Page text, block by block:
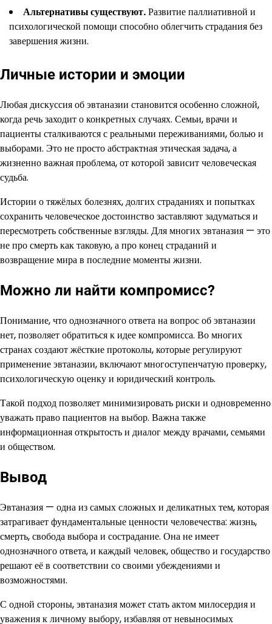
Альтернативы существуют.Развитие паллиативной и
психологической помощи способно облегчить страдания без
завершения жизни.
Личные истории и эмоции
Любая дискуссия об эвтаназии становится особенно сложной,
когда речь заходит о конкретных случаях. Семьи, врачи и
пациенты сталкиваются с реальными переживаниями, болью и
выборами. Это не просто абстрактная этическая задача, а
жизненно важная проблема, от которой зависит человеческая
судьба.
Истории о тяжёлых болезнях, долгих страданиях и попытках
сохранить человеческое достоинство заставляют задуматься и
пересмотреть собственные взгляды. Для многих эвтаназия — это
не про смерть как таковую, а про конец страданий и
возвращение мира в последние моменты жизни.
Можно ли найти компромисс?
Понимание, что однозначного ответа на вопрос об эвтаназии
нет, позволяет обратиться к идее компромисса. Во многих
странах создают жёсткие протоколы, которые регулируют
применение эвтаназии, включают многоступенчатую проверку,
психологическую оценку и юридический контроль.
Такой подход позволяет минимизировать риски и одновременно
уважать право пациентов на выбор. Важна также
информационная открытость и диалог между врачами, семьями
и обществом.
Вывод
Эвтаназия — одна из самых сложных и деликатных тем, которая
затрагивает фундаментальные ценности человечества: жизнь,
смерть, свобода выбора и сострадание. Она не имеет
однозначного ответа, и каждый человек, общество и государство
решают её в соответствии со своими убеждениями и
возможностями.
С одной стороны, эвтаназия может стать актом милосердия и
уважения к личному выбору, избавляя от невыносимых